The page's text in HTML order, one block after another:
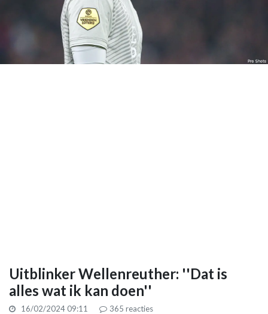
Uitblinker Wellenreuther: ''Dat is
alles wat ik kan doen''
16/02/2024 09:11 365 reacties